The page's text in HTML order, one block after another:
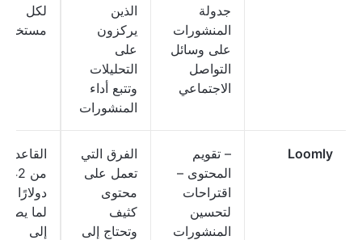
جدولة
المنشورات
على وسائل
التواصل
الاجتماعي
الذين
يركزون
على
التحليلات
وتتبع أداء
المنشورات
لكل
مستخدم
Loomly
– تقويم
المحتوى –
اقتراحات
لتحسين
المنشورات
الفرق التي
تعمل على
محتوى
كثيف
وتحتاج إلى
القاعدة:
من 42
دولارًا
لما يصل
إلى